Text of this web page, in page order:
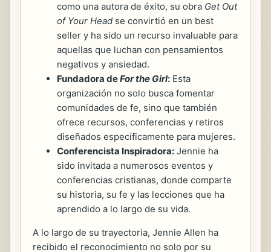
como una autora de éxito, su obra Get Out
of Your Head se convirtió en un best
seller y ha sido un recurso invaluable para
aquellas que luchan con pensamientos
negativos y ansiedad.
Fundadora deFor the Girl: Esta
organización no solo busca fomentar
comunidades de fe, sino que también
ofrece recursos, conferencias y retiros
diseñados específicamente para mujeres.
Conferencista Inspiradora: Jennie ha
sido invitada a numerosos eventos y
conferencias cristianas, donde comparte
su historia, su fe y las lecciones que ha
aprendido a lo largo de su vida.
A lo largo de su trayectoria, Jennie Allen ha
recibido el reconocimiento no solo por su